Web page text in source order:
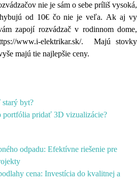
nie je sám o sebe príliš vysoká,
od 10€ čo nie je veľa. Ak aj vy
zapojí rozvádzač v rodinnom dome,
www.i-elektrikar.sk/. Majú stovky
majú tie najlepšie ceny.
byt?
portfólia pridať 3D vizualizácie?
odpadu: Efektívne riešenie pre
cena: Investícia do kvalitnej a